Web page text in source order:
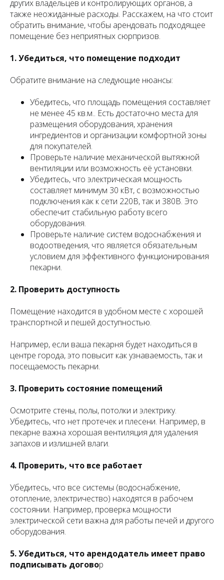
других владельцев и контролирующих органов, а
также неожиданные расходы. Расскажем, на что стоит
обратить внимание, чтобы арендовать подходящее
помещение без неприятных сюрпризов.
1. Убедиться, что помещение подходит
Обратите внимание на следующие нюансы:
Убедитесь, что площадь помещения составляет
не менее 45 кв.м.. Есть достаточно места для
размещения оборудования, хранения
ингредиентов и организации комфортной зоны
для покупателей.
Проверьте наличие механической вытяжной
вентиляции или возможность её установки.
Убедитесь, что электрическая мощность
составляет минимум 30 кВт, с возможностью
подключения как к сети 220В, так и 380В. Это
обеспечит стабильную работу всего
оборудования.
Проверьте наличие систем водоснабжения и
водоотведения, что является обязательным
условием для эффективного функционирования
пекарни.
2. Проверить доступность
Помещение находится в удобном месте с хорошей
транспортной и пешей доступностью.
Например, если ваша пекарня будет находиться в
центре города, это повысит как узнаваемость, так и
посещаемость пекарни.
3. Проверить состояние помещений
Осмотрите стены, полы, потолки и электрику.
Убедитесь, что нет протечек и плесени. Например, в
пекарне важна хорошая вентиляция для удаления
запахов и излишней влаги.
4. Проверить, что все работает
Убедитесь, что все системы (водоснабжение,
отопление, электричество) находятся в рабочем
состоянии. Например, проверка мощности
электрической сети важна для работы печей и другого
оборудования.
5. Убедиться, что арендодатель имеет право
подписывать договор